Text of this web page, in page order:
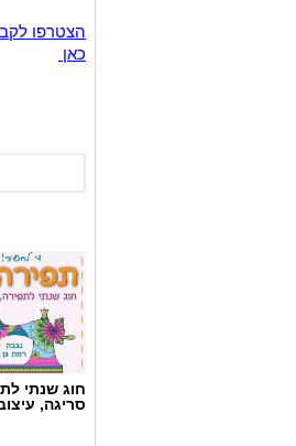
כאן
חוג שנתי
סריגה,